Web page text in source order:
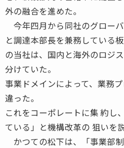
外の融合を進めた。
今年四月から同社のグロー
と調達本部長を兼務している
の当社は、国内と海外のロジ
分けていた。
事業ドメインによって、業務
違った。
これをコーポレートに集 約し
ている」と機構改革の 狙いを
かつての松下は、「事業部